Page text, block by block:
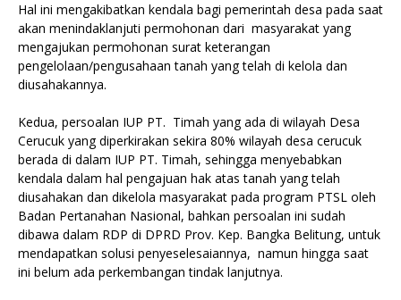
‎Hal ini mengakibatkan kendala bagi pemerintah desa pada saat
akan menindaklanjuti permohonan dari masyarakat yang
mengajukan permohonan surat keterangan
pengelolaan/pengusahaan tanah yang telah di kelola dan
diusahakannya.
‎Kedua, persoalan IUP PT. Timah yang ada di wilayah Desa
Cerucuk yang diperkirakan sekira 80% wilayah desa cerucuk
berada di dalam IUP PT. Timah, sehingga menyebabkan
kendala dalam hal pengajuan hak atas tanah yang telah
diusahakan dan dikelola masyarakat pada program PTSL oleh
Badan Pertanahan Nasional, bahkan persoalan ini sudah
dibawa dalam RDP di DPRD Prov. Kep. Bangka Belitung, untuk
mendapatkan solusi penyeselesaiannya, namun hingga saat
ini belum ada perkembangan tindak lanjutnya.